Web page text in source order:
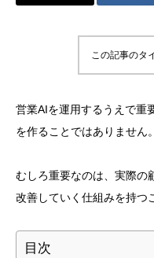
この記事のタ
営業AIを運用するうえで重
を作ることではありません。
むしろ重要なのは、実際の
改善していく仕組みを持つ
目次